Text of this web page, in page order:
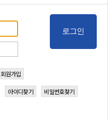
로그인
회원가입
아이디찾기 비밀번호찾기